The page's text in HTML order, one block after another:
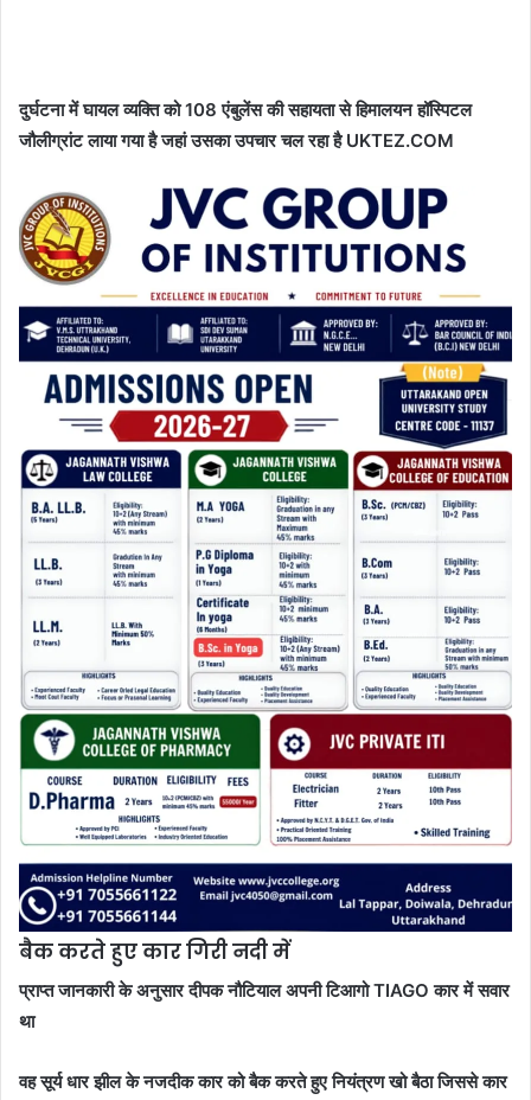
दुर्घटना में घायल व्यक्ति को 108 एंबुलेंस की सहायता से हिमालयन हॉस्पिटल
जौलीग्रांट लाया गया है जहां उसका उपचार चल रहा है UKTEZ.COM
बैक करते हुए कार गिरी नदी में
प्राप्त जानकारी के अनुसार दीपक नौटियाल अपनी टिआगो TIAGO कार में सवार
था
वह सूर्य धार झील के नजदीक कार को बैक करते हुए नियंत्रण खो बैठा जिससे कार